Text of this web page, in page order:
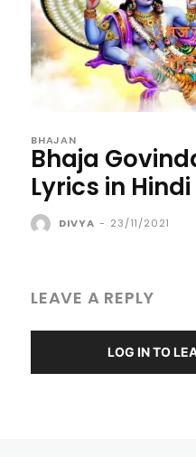
BHAJAN
Bhaja
Lyrics in Hindi
DIVYA - 23/11/2021
LEAVE A REPLY
LOG IN TO